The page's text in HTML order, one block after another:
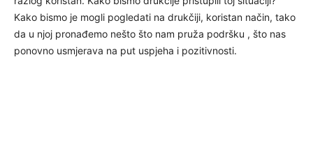
Kako bismo je mogli pogledati na drukčiji, koristan način, tako
da u njoj pronađemo nešto što nam pruža podršku , što nas
ponovno usmjerava na put uspjeha i pozitivnosti.